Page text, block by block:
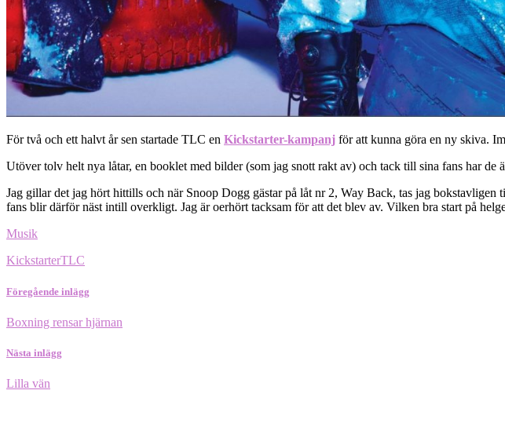
För två och ett halvt år sen startade TLC en Kickstarter-kampanj för att kunna göra en ny skiva.
Utöver tolv helt nya låtar, en booklet med bilder (som jag snott rakt av) och tack till sina fans har
Jag gillar det jag hört hittills och när Snoop Dogg gästar på låt nr 2, Way Back, tas jag
fans blir därför näst intill overkligt. Jag är oerhört tacksam för att det blev av. Vilken bra start på
Musik
KickstarterTLC
Föregående inlägg
Boxning rensar hjärnan
Nästa inlägg
Lilla vän